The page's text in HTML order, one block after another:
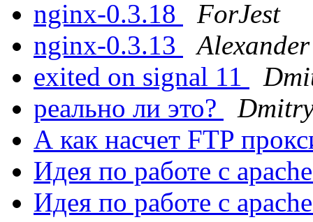
nginx-0.3.18
ForJest
nginx-0.3.13
exited on signal 11
реально ли это?
А как насчет FTP
Идея по работе с
Идея по работе с